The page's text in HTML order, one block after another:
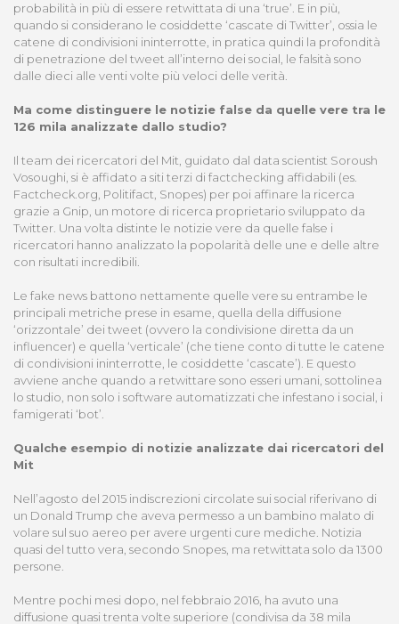
probabilità in più di essere retwittata di una ‘true’. E in più,
quando si considerano le cosiddette ‘cascate di Twitter’, ossia le
catene di condivisioni ininterrotte, in pratica quindi la profondità
di penetrazione del tweet all’interno dei social, le falsità sono
dalle dieci alle venti volte più veloci delle verità.
Ma come distinguere le notizie false da quelle vere tra le
126 mila analizzate dallo studio?
Il team dei ricercatori del Mit, guidato dal data scientist Soroush
Vosoughi, si è affidato a siti terzi di factchecking affidabili (es.
Factcheck.org, Politifact, Snopes) per poi affinare la ricerca
grazie a Gnip, un motore di ricerca proprietario sviluppato da
Twitter. Una volta distinte le notizie vere da quelle false i
ricercatori hanno analizzato la popolarità delle une e delle altre
con risultati incredibili.
Le fake news battono nettamente quelle vere su entrambe le
principali metriche prese in esame, quella della diffusione
‘orizzontale’ dei tweet (ovvero la condivisione diretta da un
influencer) e quella ‘verticale’ (che tiene conto di tutte le catene
di condivisioni ininterrotte, le cosiddette ‘cascate’). E questo
avviene anche quando a retwittare sono esseri umani, sottolinea
lo studio, non solo i software automatizzati che infestano i social, i
famigerati ‘bot’.
Qualche esempio di notizie analizzate dai ricercatori del
Mit
Nell’agosto del 2015 indiscrezioni circolate sui social riferivano di
un Donald Trump che aveva permesso a un bambino malato di
volare sul suo aereo per avere urgenti cure mediche. Notizia
quasi del tutto vera, secondo Snopes, ma retwittata solo da 1300
persone.
Mentre pochi mesi dopo, nel febbraio 2016, ha avuto una
diffusione quasi trenta volte superiore (condivisa da 38 mila